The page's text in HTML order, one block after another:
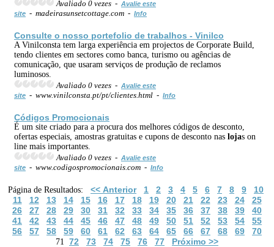
Avaliado 0 vezes - Avalie este
site - madeirasunsetcottage.com - Info
Consulte o nosso portefolio de trabalhos - Vinilco
A Vinilconsta tem larga experiência em projectos de Corporate Build,
tendo clientes em sectores como banca, turismo ou agências de
comunicação, que usaram serviços de produção de reclamos
luminosos.
Avaliado 0 vezes - Avalie este
site - www.vinilconsta.pt/pt/clientes.html - Info
Códigos Promocionais
É um site criado para a procura dos melhores códigos de desconto,
ofertas especiais, amostras gratuitas e cupons de desconto nas lojas on
line mais importantes.
Avaliado 0 vezes - Avalie este
site - www.codigospromocionais.com - Info
Página de Resultados: << Anterior 1 2 3 4 5 6 7 8 9
10
11
12 13 14 15 16 17 18 19 20 21 22 23 24
25
26
27 28 29 30 31 32 33 34 35 36 37 38 39
40
41
42 43 44 45 46 47 48 49 50 51 52 53 54
55
56
57 58 59 60 61 62 63 64 65 66 67 68 69 70
71 72 73 74 75 76 77 Próximo >>